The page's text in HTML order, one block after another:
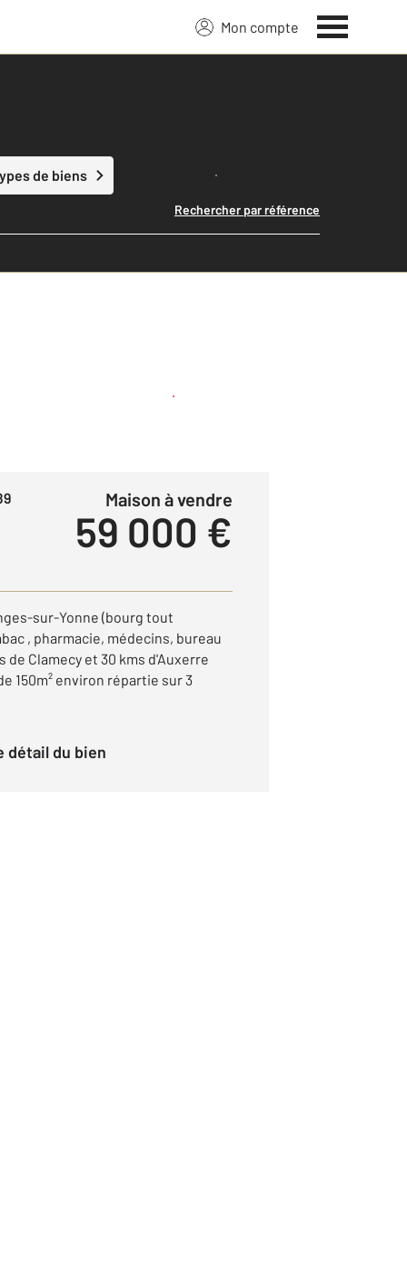
Mon compte
de biens Lancer ma recherche
Rechercher par référence
Créer une alerte
Maison à vendre
59 000 €
sur-Yonne (bourg tout
, pharmacie, médecins, bureau
de Clamecy et 30 kms d'Auxerre
150m² environ répartie sur 3
détail du bien